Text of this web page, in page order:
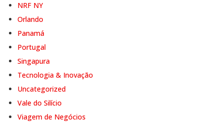
NRF NY
Orlando
Panamá
Portugal
Singapura
Tecnologia & Inovação
Uncategorized
Vale do Silício
Viagem de Negócios